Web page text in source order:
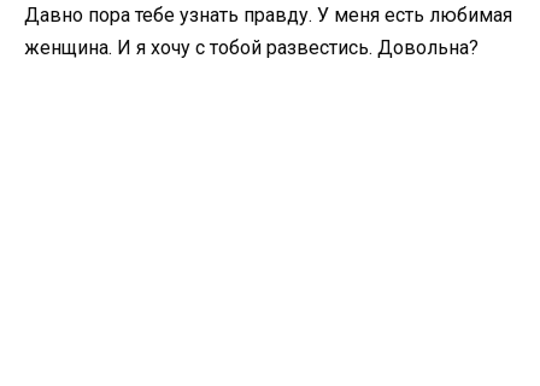
Давно пора тебе узнать правду. У меня есть любимая
женщина. И я хочу с тобой развестись. Довольна?